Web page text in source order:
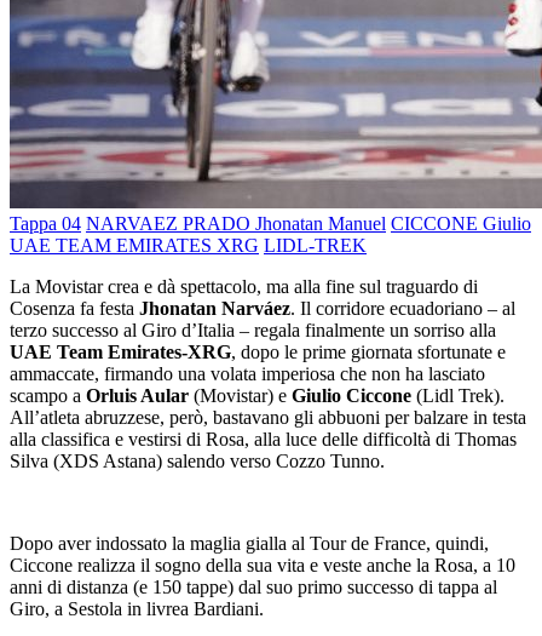
Tappa 04 NARVAEZ PRADO Jhonatan Manuel CICCONE Giulio
UAE TEAM EMIRATES XRG LIDL-TREK
La Movistar crea e dà spettacolo, ma alla fine sul traguardo di
Cosenza fa festa Jhonatan Narváez. Il corridore ecuadoriano – al
terzo successo al Giro d’Italia – regala finalmente un sorriso alla
UAE Team Emirates-XRG, dopo le prime giornata sfortunate e
ammaccate, firmando una volata imperiosa che non ha lasciato
scampo a Orluis Aular (Movistar) e Giulio Ciccone (Lidl Trek).
All’atleta abruzzese, però, bastavano gli abbuoni per balzare in testa
alla classifica e vestirsi di Rosa, alla luce delle difficoltà di Thomas
Silva (XDS Astana) salendo verso Cozzo Tunno.
Dopo aver indossato la maglia gialla al Tour de France, quindi,
Ciccone realizza il sogno della sua vita e veste anche la Rosa, a 10
anni di distanza (e 150 tappe) dal suo primo successo di tappa al
Giro, a Sestola in livrea Bardiani.